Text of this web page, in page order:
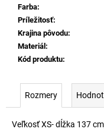
Farba:
Príležitosť:
Krajina pôvodu:
Materiál :
Kód produktu:
Rozmery
Veľkosť XS- dĺžka 137